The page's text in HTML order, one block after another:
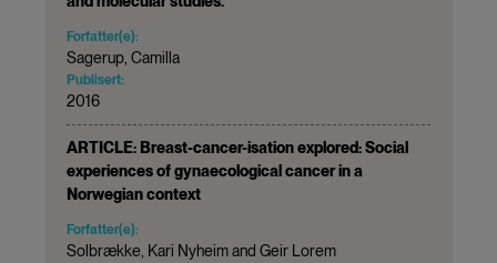
Forfatter(e):
Sagerup, Camilla
Publisert:
2016
ARTICLE: Breast-cancer-isation explored: Social
experiences of gynaecological cancer in a
Norwegian context
Forfatter(e):
Solbrække, Kari Nyheim and Geir Lorem